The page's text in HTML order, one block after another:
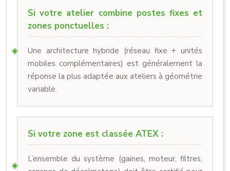
Si votre atelier combine postes fixes et
zones ponctuelles :
Une architecture hybride (réseau fixe + unités
mobiles complémentaires) est généralement la
réponse la plus adaptée aux ateliers à géométrie
variable.
Si votre zone est classée ATEX :
L’ensemble du système (gaines, moteur, filtres,